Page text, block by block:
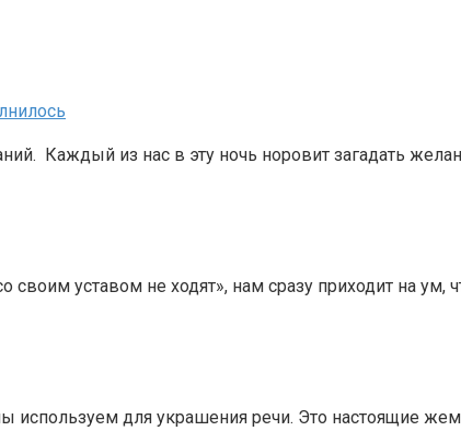
Каждый из нас в эту ночь норовит загадать
уставом не ходят», нам сразу приходит на ум,
для украшения речи. Это настоящие